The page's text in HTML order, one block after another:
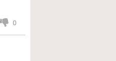
0